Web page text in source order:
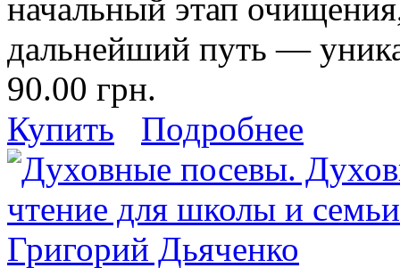
начальный этап
дальнейший путь —
90.00 грн.
Купить
Подробнее